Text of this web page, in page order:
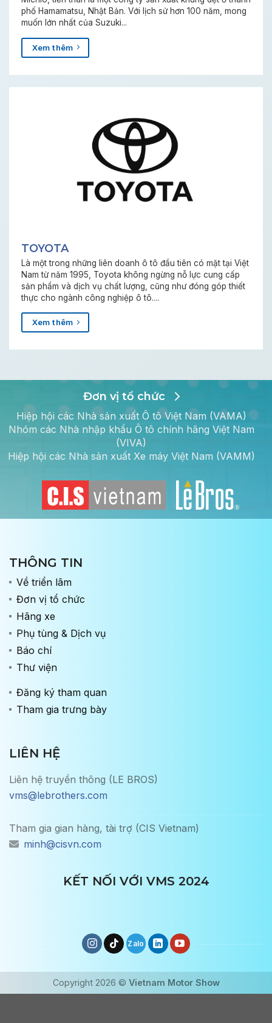
phố Hamamatsu, Nhật Bản. Với lịch sử hơn 100 năm, mong
muốn lớn nhất của Suzuki...
Xem thêm
TOYOTA
Là một trong những liên doanh ô tô đầu tiên có mặt tại Việt
Nam từ năm 1995, Toyota không ngừng nỗ lực cung cấp
sản phẩm và dịch vụ chất lượng, cũng như đóng góp thiết
thực cho ngành công nghiệp ô tô....
Xem thêm
Đơn vị tổ chức
Hiệp hội các Nhà sản xuất Ô tô Việt Nam (VAMA)
Nhóm các Nhà nhập khẩu Ô tô chính hãng Việt Nam
(VIVA)
Hiệp hội các Nhà sản xuất Xe máy Việt Nam (VAMM)
THÔNG TIN
Về triển lãm
Đơn vị tổ chức
Hãng xe
Phụ tùng & Dịch vụ
Báo chí
Thư viện
Đăng ký tham quan
Tham gia trưng bày
LIÊN HỆ
Liên hệ truyền thông (LE BROS)
vms@lebrothers.com
Tham gia gian hàng, tài trợ (CIS Vietnam)
minh@cisvn.com
KẾT NỐI VỚI VMS 2024
Copyright 2026 © Vietnam Motor Show